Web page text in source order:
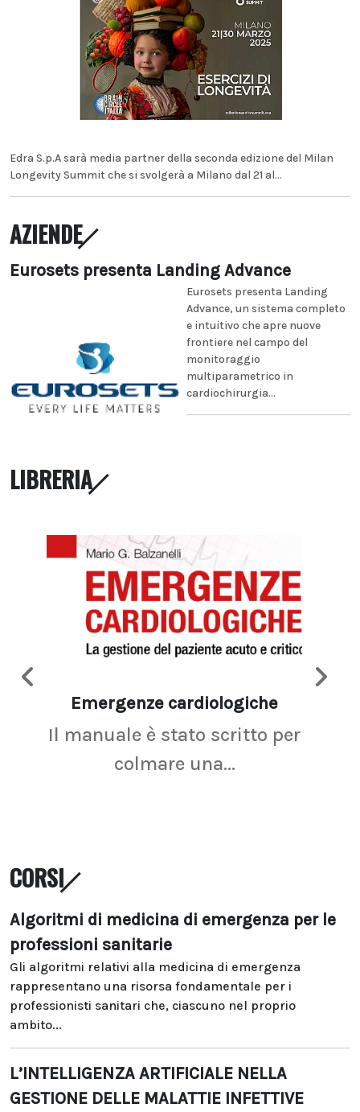
Edra S.p.A sarà media partner della seconda edizione del Milan
Longevity Summit che si svolgerà a Milano dal 21 al...
AZIENDE
Eurosets presenta Landing Advance
Eurosets presenta Landing
Advance, un sistema completo
e intuitivo che apre nuove
frontiere nel campo del
monitoraggio
multiparametrico in
cardiochirurgia...
LIBRERIA
Emergenze cardiologiche
Il manuale è stato scritto per
colmare una...
CORSI
Algoritmi di medicina di emergenza per le
professioni sanitarie
Gli algoritmi relativi alla medicina di emergenza
rappresentano una risorsa fondamentale per i
professionisti sanitari che, ciascuno nel proprio
ambito...
L’INTELLIGENZA ARTIFICIALE NELLA
GESTIONE DELLE MALATTIE INFETTIVE